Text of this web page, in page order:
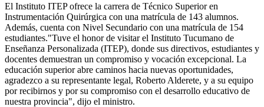
El Instituto ITEP ofrece la carrera de Técnico Superior en
Instrumentación Quirúrgica con una matrícula de 143 alumnos.
Además, cuenta con Nivel Secundario con una matrícula de 154
estudiantes."Tuve el honor de visitar el Instituto Tucumano de
Enseñanza Personalizada (ITEP), donde sus directivos, estudiantes y
docentes demuestran un compromiso y vocación excepcional. La
educación superior abre caminos hacia nuevas oportunidades,
agradezco a su representante legal, Roberto Alderete, y a su equipo
por recibirnos y por su compromiso con el desarrollo educativo de
nuestra provincia", dijo el ministro.